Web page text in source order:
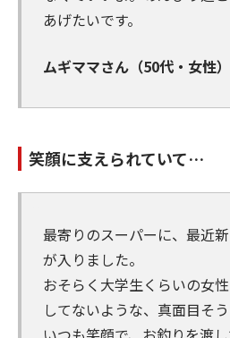
あげたいです。
ムギママさん（50代・女性）
笑顔に支えられていて…
最寄りのスーパーに、最近
が入りました。
おそらく大学生くらいの女
してないような、真面目そ